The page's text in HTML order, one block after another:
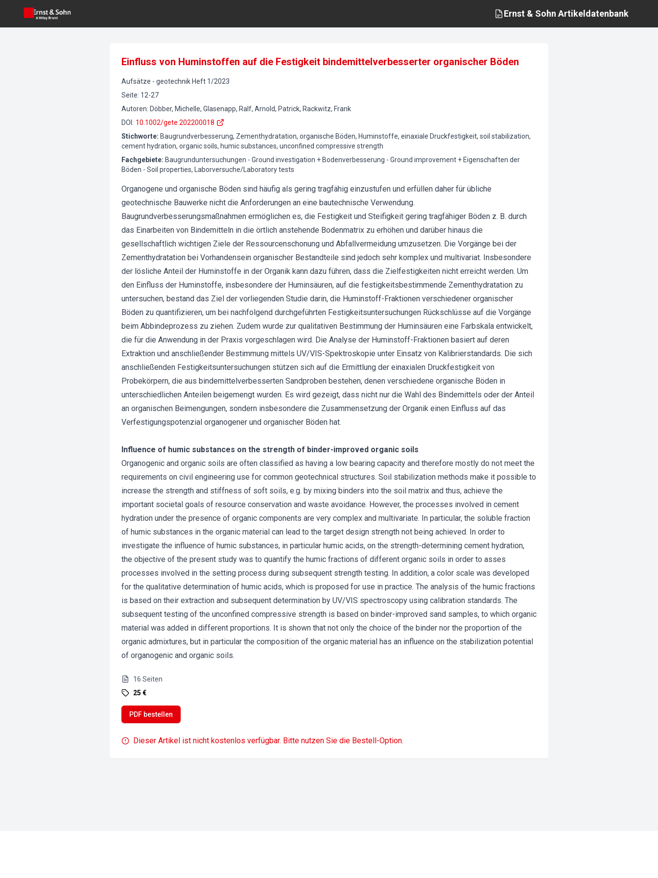
Ernst & Sohn Artikeldatenbank
Einfluss von Huminstoffen auf die Festigkeit bindemittelverbesserter organischer Böden
Aufsätze - geotechnik Heft 1/2023
Seite: 12-27
Autoren: Döbber, Michelle, Glasenapp, Ralf, Arnold, Patrick, Rackwitz, Frank
DOI : 10.1002/gete.202200018
Stichworte: Baugrundverbesserung, Zementhydratation, organische Böden, Huminstoffe, einaxiale Druckfestigkeit, soil stabilization,
cement hydration, organic soils, humic substances, unconfined compressive strength
Fachgebiete: Baugrunduntersuchungen - Ground investigation + Bodenverbesserung - Ground improvement + Eigenschaften der
Böden - Soil properties, Laborversuche/Laboratory tests
Organogene und organische Böden sind häufig als gering tragfähig einzustufen und erfüllen daher für übliche
geotechnische Bauwerke nicht die Anforderungen an eine bautechnische Verwendung.
Baugrundverbesserungsmaßnahmen ermöglichen es, die Festigkeit und Steifigkeit gering tragfähiger Böden z. B. durch
das Einarbeiten von Bindemitteln in die örtlich anstehende Bodenmatrix zu erhöhen und darüber hinaus die
gesellschaftlich wichtigen Ziele der Ressourcenschonung und Abfallvermeidung umzusetzen. Die Vorgänge bei der
Zementhydratation bei Vorhandensein organischer Bestandteile sind jedoch sehr komplex und multivariat. Insbesondere
der lösliche Anteil der Huminstoffe in der Organik kann dazu führen, dass die Zielfestigkeiten nicht erreicht werden. Um
den Einfluss der Huminstoffe, insbesondere der Huminsäuren, auf die festigkeitsbestimmende Zementhydratation zu
untersuchen, bestand das Ziel der vorliegenden Studie darin, die Huminstoff-Fraktionen verschiedener organischer
Böden zu quantifizieren, um bei nachfolgend durchgeführten Festigkeitsuntersuchungen Rückschlüsse auf die Vorgänge
beim Abbindeprozess zu ziehen. Zudem wurde zur qualitativen Bestimmung der Huminsäuren eine Farbskala entwickelt,
die für die Anwendung in der Praxis vorgeschlagen wird. Die Analyse der Huminstoff-Fraktionen basiert auf deren
Extraktion und anschließender Bestimmung mittels UV/VIS-Spektroskopie unter Einsatz von Kalibrierstandards. Die sich
anschließenden Festigkeitsuntersuchungen stützen sich auf die Ermittlung der einaxialen Druckfestigkeit von
Probekörpern, die aus bindemittelverbesserten Sandproben bestehen, denen verschiedene organische Böden in
unterschiedlichen Anteilen beigemengt wurden. Es wird gezeigt, dass nicht nur die Wahl des Bindemittels oder der Anteil
an organischen Beimengungen, sondern insbesondere die Zusammensetzung der Organik einen Einfluss auf das
Verfestigungspotenzial organogener und organischer Böden hat.
Influence of humic substances on the strength of binder-improved organic soils
Organogenic and organic soils are often classified as having a low bearing capacity and therefore mostly do not meet the
requirements on civil engineering use for common geotechnical structures. Soil stabilization methods make it possible to
increase the strength and stiffness of soft soils, e.g. by mixing binders into the soil matrix and thus, achieve the
important societal goals of resource conservation and waste avoidance. However, the processes involved in cement
hydration under the presence of organic components are very complex and multivariate. In particular, the soluble fraction
of humic substances in the organic material can lead to the target design strength not being achieved. In order to
investigate the influence of humic substances, in particular humic acids, on the strength-determining cement hydration,
the objective of the present study was to quantify the humic fractions of different organic soils in order to asses
processes involved in the setting process during subsequent strength testing. In addition, a color scale was developed
for the qualitative determination of humic acids, which is proposed for use in practice. The analysis of the humic fractions
is based on their extraction and subsequent determination by UV/VIS spectroscopy using calibration standards. The
subsequent testing of the unconfined compressive strength is based on binder-improved sand samples, to which organic
material was added in different proportions. It is shown that not only the choice of the binder nor the proportion of the
organic admixtures, but in particular the composition of the organic material has an influence on the stabilization potential
of organogenic and organic soils.
16 Seiten
25 €
PDF bestellen
Dieser Artikel ist nicht kostenlos verfügbar. Bitte nutzen Sie die Bestell-Option.